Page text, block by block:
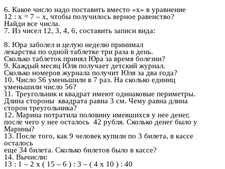
6. Какое число надо поставить вместо «х» в уравнение
12 : х = 7 – х, чтобы получилось верное равенство?
Найди все числа.
7. Из чисел 12, 3, 4, 6, составить записи вида:
8. Юра заболел и целую неделю принимал
лекарства по одной таблетке три раза в день.
Сколько таблеток принял Юра за время болезни?
9. Каждый месяц Юля получает детский журнал.
Сколько номеров журнала получит Юля за два года?
10. Число 56 уменьшили в 7 раз. На сколько единиц
уменьшили число 56?
11. Треугольник и квадрат имеют одинаковые периметры.
Длина стороны квадрата равна 3 см. Чему равна длина
сторон треугольника?
12. Марина потратила половину имевшихся у нее денег,
после чего у нее осталось 42 рубля. Сколько денег было у
Марины?
13. После того, как 9 человек купили по 3 билета, в кассе
осталось
еще 34 билета. Сколько билетов было в кассе?
14. Вычисли:
13 : 1 – 2 х ( 15 – 6 ) : 3 – ( 4 х 10 ) : 40